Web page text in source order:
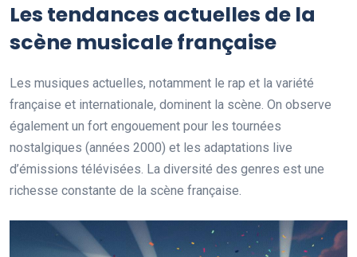
Les tendances actuelles de la
scène musicale française
Les musiques actuelles, notamment le rap et la variété
française et internationale, dominent la scène. On observe
également un fort engouement pour les tournées
nostalgiques (années 2000) et les adaptations live
d’émissions télévisées. La diversité des genres est une
richesse constante de la scène française.